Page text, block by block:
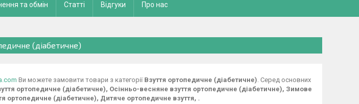
та обмін Статті Відгуки Про нас
(діабетичне)
Ви можете замовити товари з категорії Взуття ортопедичне (діабетичне). Серед основних
ортопедичне (діабетичне), Осінньо-весняне взуття ортопедичне (діабетичне), Зимове
ортопедичне (діабетичне), Дитяче ортопедичне взуття, .